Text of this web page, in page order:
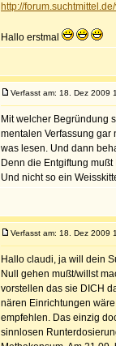
http://
Hallo erstmal
Verfasst am: 18. Dez 2009
Mit welcher Begründung
mentalen Verfassung gar
was lesen. Und dann
Denn die Entgiftung
Und nicht so ein
Verfasst am: 18. Dez 2009
Hallo claudi, ja will dein
Null gehen mußt/willst
vorstellen das sie DICH
nären Einrichtungen
empfehlen. Das einzig
sinnlosen